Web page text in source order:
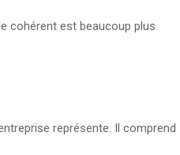
cohérent est beaucoup plus
représente. Il comprend